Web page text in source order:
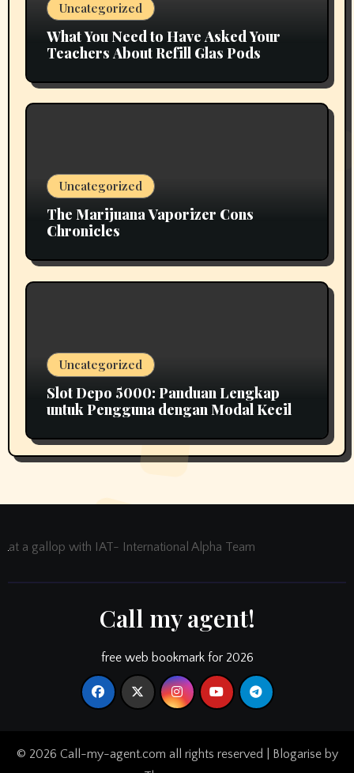
Uncategorized
What You Need to Have Asked Your
Teachers About Refill Glas Pods
Uncategorized
The Marijuana Vaporizer Cons
Chronicles
Uncategorized
Slot Depo 5000: Panduan Lengkap
untuk Pengguna dengan Modal Kecil
at a gallop with IAT- International Alpha Team
Call my agent!
free web bookmark for 2026
© 2026 Call-my-agent.com all rights reserved Blogariseby